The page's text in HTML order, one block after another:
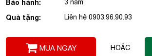
Bảo hành: 3 năm
Quà tặng: Liên hệ 0903.96.90.93
MUA NGAY HOẶC